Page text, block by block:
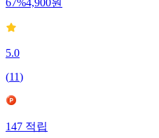
67%4,900원
5.0
(11)
147적립